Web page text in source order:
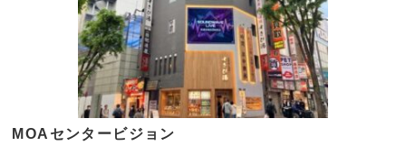
MOAセンタービジョン